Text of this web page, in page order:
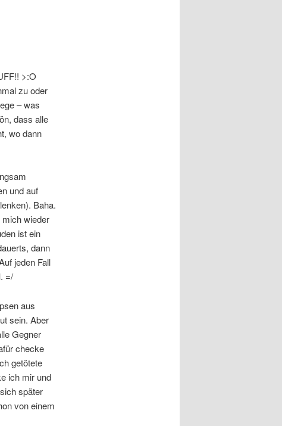
>:O
zu oder
– was
dass alle
wo dann
und auf
Baha.
wieder
ist ein
dann
jeden Fall
=/
aus
sein. Aber
Gegner
checke
getötete
ich mir und
später
von einem